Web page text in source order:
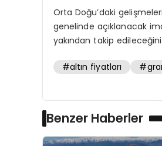
Orta Doğu’daki
genelinde açıklanacak
yakından takip
#altın fiyatları
Benzer Haberler